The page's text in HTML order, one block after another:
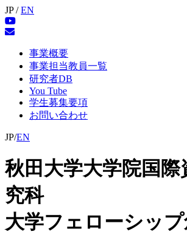
JP /EN
事業概要
事業担当教員一覧
研究者DB
You Tube
学生募集要項
お問い合わせ
JP/EN
秋田大学大学院国際
究科
大学フェローシッ